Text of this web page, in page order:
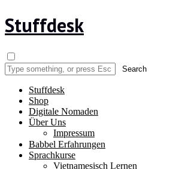
Stuffdesk
Stuffdesk
Shop
Digitale Nomaden
Über Uns
Impressum
Babbel Erfahrungen
Sprachkurse
Vietnamesisch Lernen